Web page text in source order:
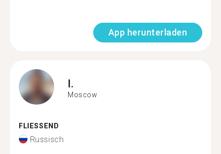
App herunterladen
I.
Moscow
FLIESSEND
Russisch